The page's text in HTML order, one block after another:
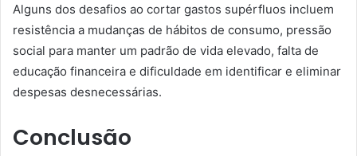
Alguns dos desafios ao cortar gastos supérfluos incluem
resistência a mudanças de hábitos de consumo, pressão
social para manter um padrão de vida elevado, falta de
educação financeira e dificuldade em identificar e eliminar
despesas desnecessárias.
Conclusão